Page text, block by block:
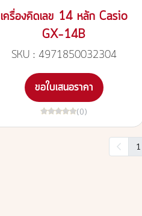
เครื่องคิดเลข 14 หลัก Casio
GX-14B
SKU : 4971850032304
ขอใบเสนอราคา
(0)
1